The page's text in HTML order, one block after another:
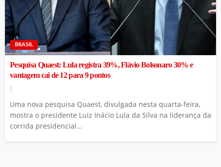
BRASIL
Pesquisa Quaest: Lula registra 39%, Flávio Bolsonaro 30% e
vantagem cai de 12 para 9 pontos
Uma nova pesquisa Quaest, divulgada nesta quarta-feira,
mostra o presidente Luiz Inácio Lula da Silva na liderança da
corrida presidencial...